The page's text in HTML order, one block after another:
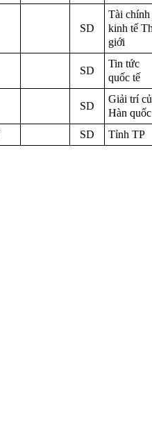
SD
Tài chính
kinh tế
giới
SD
Tin tức
quốc tế
SD
Giải trí
Hàn quốc
SD Tỉnh TP